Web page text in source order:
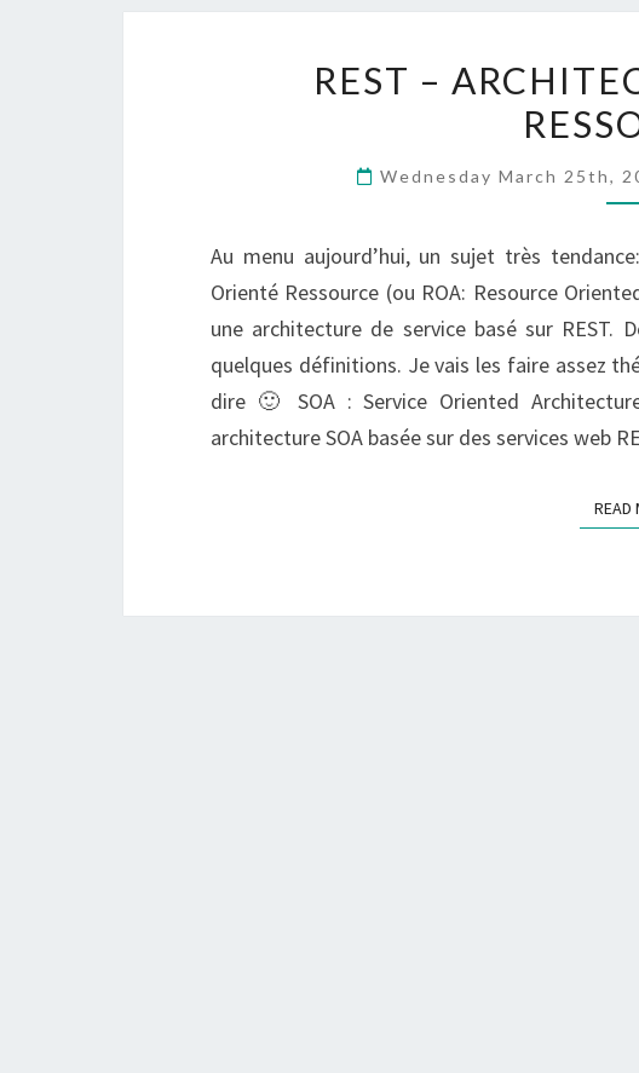
REST –
Wednesday March 25th,
Au menu aujourd’hui, un sujet très
Orienté Ressource (ou ROA: Resource
une architecture de service basé sur REST.
quelques définitions. Je vais les faire assez
dire 🙂 SOA : Service Oriented
architecture SOA basée sur des services web
READ